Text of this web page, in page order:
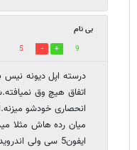
بی نام
9
5
درسته اپل دیونه نیس
اتفاق هیچ وق
انحصاری خودشو
میان رده هاش مثلا
ایفون5 سی ولی